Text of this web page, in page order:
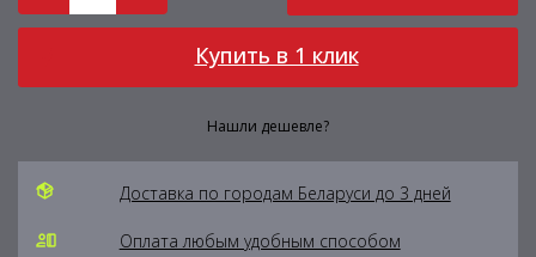
Купить в 1 клик
Нашли дешевле?
Доставка по городам Беларуси до 3 дней
Оплата любым удобным способом